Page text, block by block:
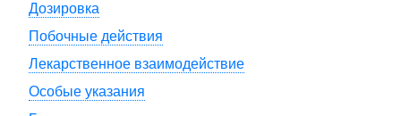
Дозировка
Побочные действия
Лекарственное взаимодействие
Особые указания